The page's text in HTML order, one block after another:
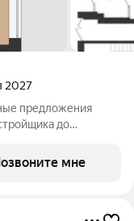
2027
предложения
до
за счет
мне